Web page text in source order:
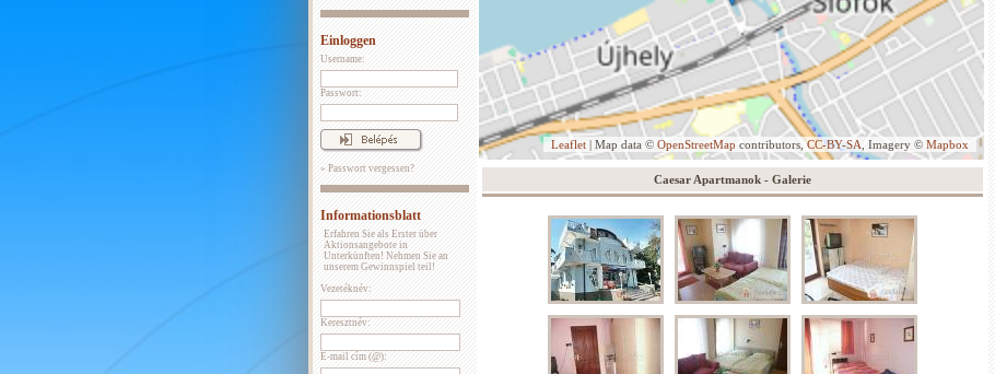
Einloggen
Username:
Passwort:
» Passwort vergessen?
Informationsblatt
Erfahren Sie als Erster über
Aktionsangebote in
Unterkünften! Nehmen Sie an
unserem Gewinnspiel teil!
Vezetéknév:
Keresztnév:
E-mail cím (@):
Leaflet | Map data © OpenStreetMap contributors,CC-BY-SA , Imagery © Mapbox
Caesar Apartmanok - Galerie